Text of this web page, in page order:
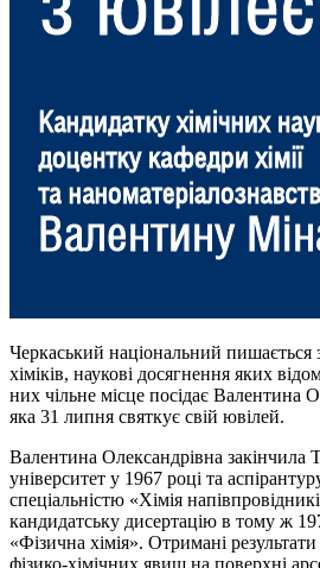
Черкаський національний пишається
хіміків, наукові досягнення яких
них чільне місце посідає Валентина
яка 31 липня святкує свій ювілей.
Валентина Олександрівна закінчила
університет у 1967 році та
спеціальністю «Хімія
кандидатську дисертацію в тому ж
«Фізична хімія». Отримані
фізико-хімічних явищ на поверхні